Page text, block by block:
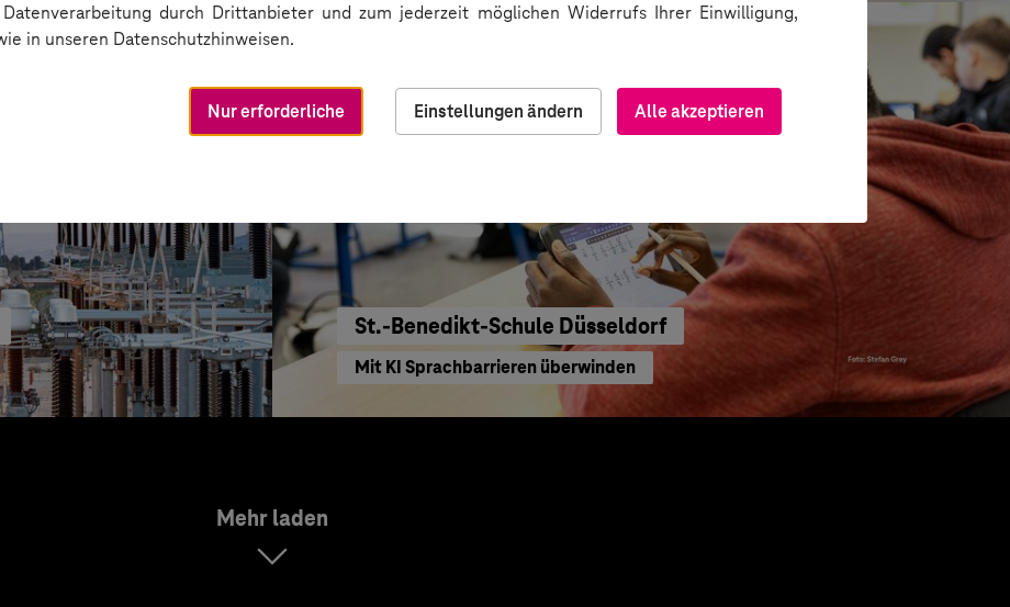
durch Drittanbieter und zum jederzeit möglichen Widerrufs Ihrer Einwilligung,
in unseren Datenschutzhinweisen.
Alle akzeptieren
Nur erforderliche
Einstellungen ändern
St.-Benedikt-Schule Düsseldorf
Mit KI Sprachbarrieren überwinden
Mehr laden